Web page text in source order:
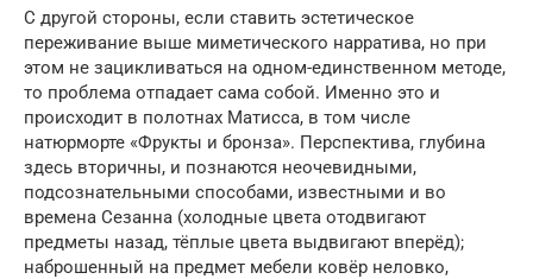
С другой стороны, если ставить эстетическое
переживание выше миметического нарратива, но при
этом не зацикливаться на одном-единственном методе,
то проблема отпадает сама собой. Именно это и
происходит в полотнах Матисса, в том числе
натюрморте «Фрукты и бронза». Перспектива, глубина
здесь вторичны, и познаются неочевидными,
подсознательными способами, известными и во
времена Сезанна (холодные цвета отодвигают
предметы назад, тёплые цвета выдвигают вперёд);
наброшенный на предмет мебели ковёр неловко,